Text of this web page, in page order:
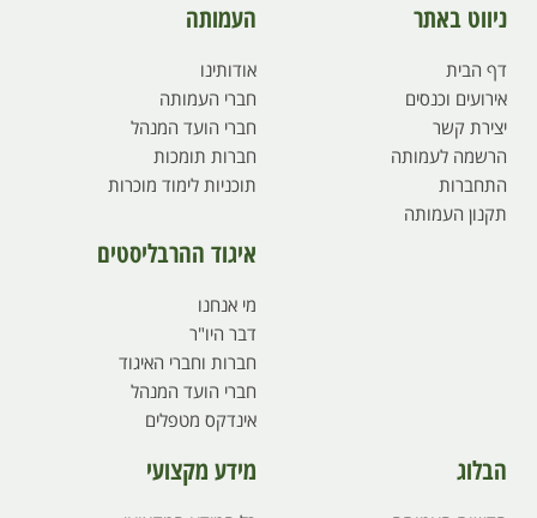
ניווט באתר
דף הבית
אירועים וכנסים
יצירת קשר
הרשמה לעמותה
התחברות
תקנון העמותה
העמותה
אודותינו
חברי העמותה
חברי הועד המנהל
חברות תומכות
תוכניות לימוד מוכרות
איגוד ההרבליסטים
מי אנחנו
דבר היו"ר
חברות וחברי האיגוד
חברי הועד המנהל
אינדקס מטפלים
הבלוג מידע מקצועי